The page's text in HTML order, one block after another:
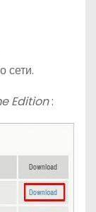
сети.
Edition: